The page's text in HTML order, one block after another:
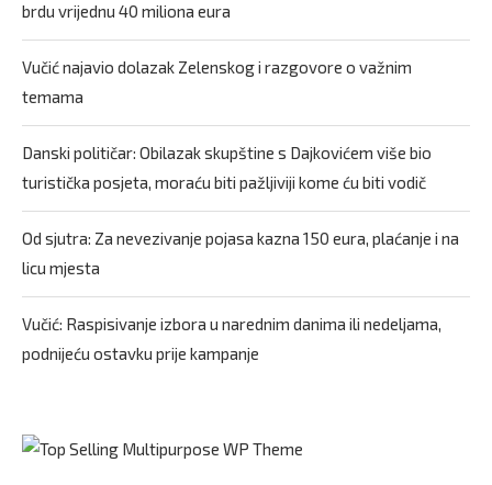
brdu vrijednu 40 miliona eura
Vučić najavio dolazak Zelenskog i razgovore o važnim
temama
Danski političar: Obilazak skupštine s Dajkovićem više bio
turistička posjeta, moraću biti pažljiviji kome ću biti vodič
Od sjutra: Za nevezivanje pojasa kazna 150 eura, plaćanje i na
licu mjesta
Vučić: Raspisivanje izbora u narednim danima ili nedeljama,
podnijeću ostavku prije kampanje